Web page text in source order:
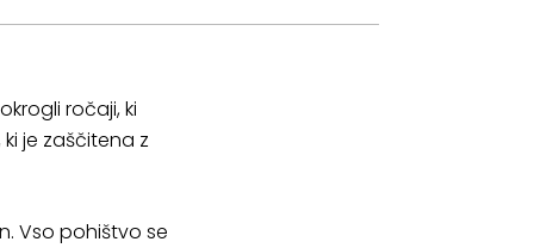
ročaji, ki
je zaščitena z
Vso pohištvo se